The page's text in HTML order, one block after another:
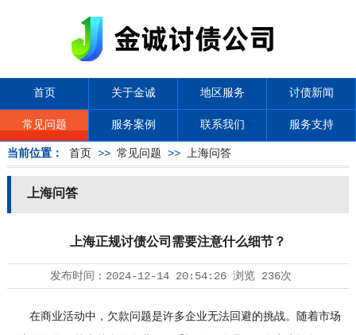
首页 关于金诚 地区服务 讨债新闻
常见问题 服务案例 联系我们 服务支持
当前位置： 首页 >> 常见问题 >> 上海问答
上海问答
上海正规讨债公司需要注意什么细节？
发布时间： 2024-12-14 20:54:26浏览 236次
在商业活动中，欠款问题是许多企业无法回避的挑战。随着市场